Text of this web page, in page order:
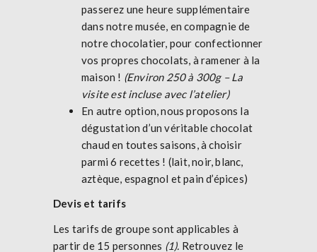
passerez une heure supplémentaire
dans notre musée, en compagnie de
notre chocolatier, pour confectionner
vos propres chocolats, à ramener à la
maison ! (Environ 250 à 300g – La
visite est incluse avec l’atelier)
En autre option, nous proposons la
dégustation d’un véritable chocolat
chaud en toutes saisons, à choisir
parmi 6 recettes ! (lait, noir, blanc,
aztèque, espagnol et pain d’épices)
Devis et tarifs
Les tarifs de groupe sont applicables à
partir de 15 personnes (1). Retrouvez le